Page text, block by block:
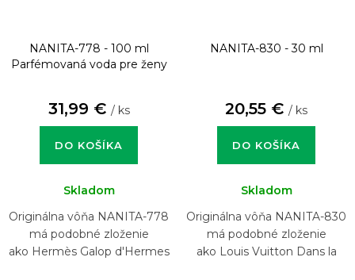
NANITA-778 - 100 ml
Parfémovaná voda pre ženy
31,99 € / ks
DO KOŠÍKA
Skladom
Originálna vôňa NANITA-778
má podobné zloženie
ako Hermès Galop d'Hermes
NANITA-830 - 30 ml
20,55 € / ks
DO KOŠÍKA
Skladom
Originálna vôňa NANITA-830
má podobné zloženie
ako Louis Vuitton Dans la